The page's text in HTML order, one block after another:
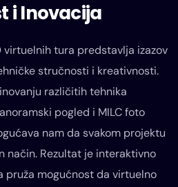
i Inovacija
virtuelnih tura predstavlja izazov
stručnosti i kreativnosti.
različitih tehnika
pogled i MILC foto
nam da svakom projektu
način. Rezultat je interaktivno
pruža mogućnost da virtuelno